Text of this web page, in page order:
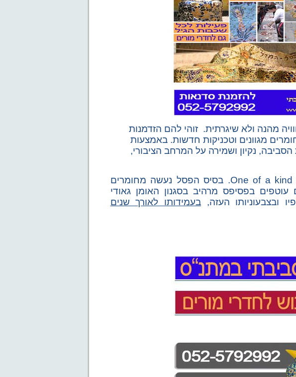
מהנה ולא שיגרתית. זוהי להם הזדמנות
מגוונים וטכניקות חדשות. באמצעות
נקיון ושמירה על המרחב הציבורי,
One of a kind. בסיס הפסל נעשה מחומרים
בפסיפס מרהיב בסגנון האומן גאודי
ובצבעוניותו העזה,בעמידותו לאורך שנים